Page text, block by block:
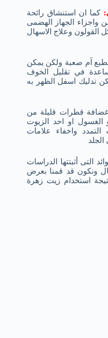
كما ان استنشاق رائحة
واجزاء الجهاز الهضمى
وعلاج الاسهال
آم صعبة ولكن يمكن
في تقليل الخوف
تدليك اسفل الظهر به
قطرات قليلة من
الغسول او احد الزيوت
التمدد واخفاء علامات
التى أثبتتها الدراسات
ونكون قد قمنا بعرض
نتيجة استخدام زيت زهرة